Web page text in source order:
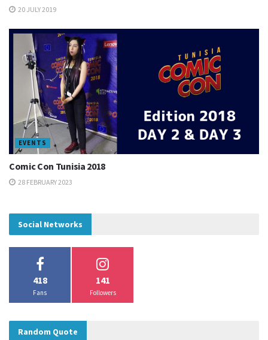
20 JULY 2019
EVENTS
Comic Con Tunisia 2018
28 FEBRUARY 2023
Social Networks
418
Fans
141
Followers
Random Quote